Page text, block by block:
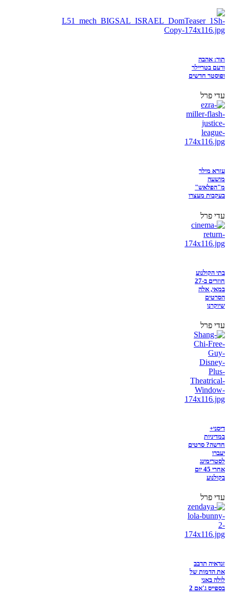
תור: אהבה
ורעם בטריילר
ופוסטר חדשים
עדי פרל
עזרא מילר
מושעה
מ"הפלאש"
בעקבות מעצרו
עדי פרל
בתי הקולנוע
חוזרים ב-27
במאי, אלה
הסרטים
שיוקרנו
עדי פרל
דיסני+
במדיניות
חדשה? סרטים
יעברו
לסטרימינג
אחרי 45 יום
בקולנוע
עדי פרל
זנדאיה תדבב
את הדמות של
לולה באני
בספייס ג'אם 2